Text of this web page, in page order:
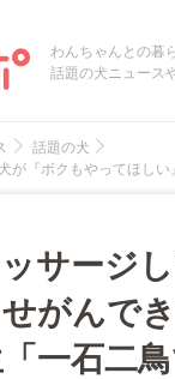
わんちゃんとの暮
話題の犬ニュース
話題の犬
が『ボクもやってほし
サージ
がんで
一石二